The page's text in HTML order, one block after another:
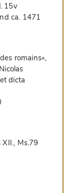
15v
ca. 1471
romains«,
dicta
Ms.79